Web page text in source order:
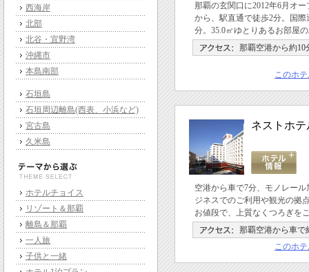
那覇の玄関口に2012年6月オ
から、駅直通で徒歩2分。国
分。35.0㎡ゆとりあるお部屋
那覇空港から約10
このホ
ネストホテ
空港から車で7分、モノレー
ジネスでのご利用や観光の拠
お値段で、上質なくつろぎを
那覇空港から車で
このホ
西海岸
北部
北谷・宜野湾
沖縄市
本島南部
石垣島
石垣周辺離島(西表、小浜など)
宮古島
久米島
ホテルチョイス
リゾート＆那覇
離島＆那覇
一人旅
子供と一緒